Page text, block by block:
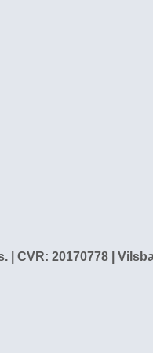
CVR: 20170778 |